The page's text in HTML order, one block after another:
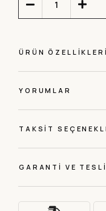
ÜRÜN ÖZELLIKLERI
YORUMLAR
TAKSIT
GARANTI VE